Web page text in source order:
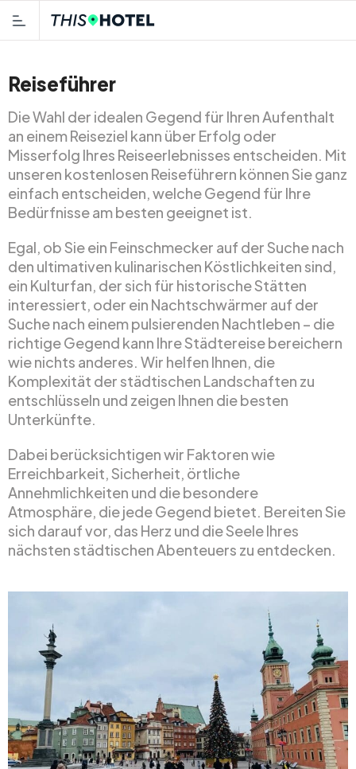
Reiseführer
Die Wahl der idealen Gegend für Ihren Aufenthalt
an einem Reiseziel kann über Erfolg oder
Misserfolg Ihres Reiseerlebnisses entscheiden. Mit
unseren kostenlosen Reiseführern können Sie ganz
einfach entscheiden, welche Gegend für Ihre
Bedürfnisse am besten geeignet ist.
Egal, ob Sie ein Feinschmecker auf der Suche nach
den ultimativen kulinarischen Köstlichkeiten sind,
ein Kulturfan, der sich für historische Stätten
interessiert, oder ein Nachtschwärmer auf der
Suche nach einem pulsierenden Nachtleben – die
richtige Gegend kann Ihre Städtereise bereichern
wie nichts anderes. Wir helfen Ihnen, die
Komplexität der städtischen Landschaften zu
entschlüsseln und zeigen Ihnen die besten
Unterkünfte.
Dabei berücksichtigen wir Faktoren wie
Erreichbarkeit, Sicherheit, örtliche
Annehmlichkeiten und die besondere
Atmosphäre, die jede Gegend bietet. Bereiten Sie
sich darauf vor, das Herz und die Seele Ihres
nächsten städtischen Abenteuers zu entdecken.